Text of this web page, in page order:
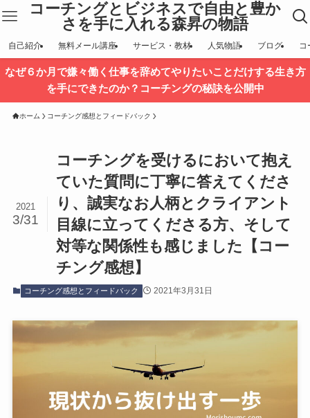
コーチングとビジネスで自由と豊か
さを手に入れる森昇の物語
自己紹介 無料メール講座 サービス・教材 人気物語 ブログ コ
なぜ６か月で嫌々働く仕事を辞めてやりたいことだけする生き方
を手にできたのか？コーチングの秘訣を公開中
ホーム コーチング感想とフィードバック
コーチングを受けるにおいて抱え
ていた質問に丁寧に答えてくださ
り、誠実なお人柄とクライアント
目線に立ってくださる方、そして
対等な関係性も感じました【コー
チング感想】
2021
3/31
コーチング感想とフィードバック 2021年3月31日